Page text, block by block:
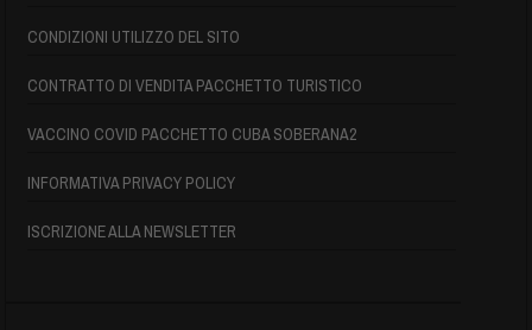
CONDIZIONI UTILIZZO DEL SITO
CONTRATTO DI VENDITA PACCHETTO TURISTICO
VACCINO COVID PACCHETTO CUBA SOBERANA2
INFORMATIVA PRIVACY POLICY
ISCRIZIONE ALLA NEWSLETTER